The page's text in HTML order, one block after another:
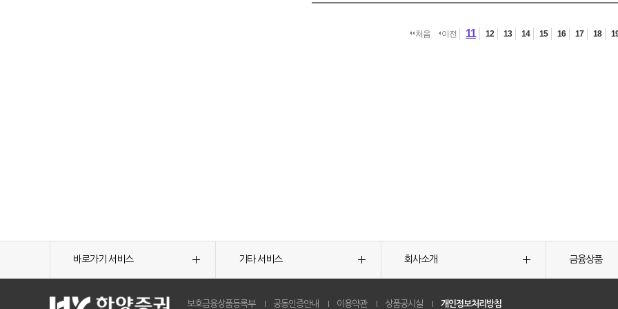
처음 이전 11 12 13 14 15 16 17 18
바로가기 서비스 기타 서비스 회사소개 금융상품
보호금융상품등록부 공동인증안내 이용약관 상품공시실 개인정보처리방침